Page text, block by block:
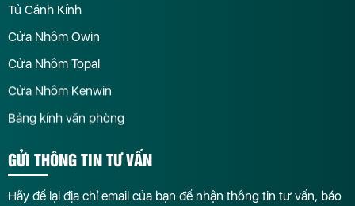
Tủ Cánh Kính
Cửa Nhôm Owin
Cửa Nhôm Topal
Cửa Nhôm Kenwin
Bảng kính văn phòng
GỬI THÔNG TIN TƯ VẤN
Hãy để lại địa chỉ email của bạn để nhận thông tin tư vấn, báo